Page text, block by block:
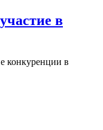
в
конкуренции в